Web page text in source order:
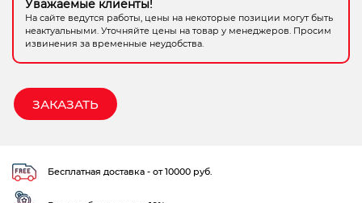
Электрохозтовары
Уважаемые клиенты!
На сайте ведутся работы, цены на некоторые позиции могут быть
неактуальными. Уточняйте цены на товар у менеджеров. Просим
извинения за временные неудобства.
ЗАКАЗАТЬ
Бесплатная доставка - от 10000 руб.